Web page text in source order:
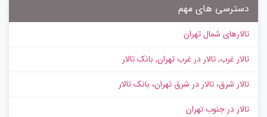
دسترسی های مهم
تالارهای شمال تهران
تالار غرب, تالار در غرب تهران, بانک تالار
تالار شرق، تالار در شرق تهران، بانک تالار
تالار در جنوب تهران